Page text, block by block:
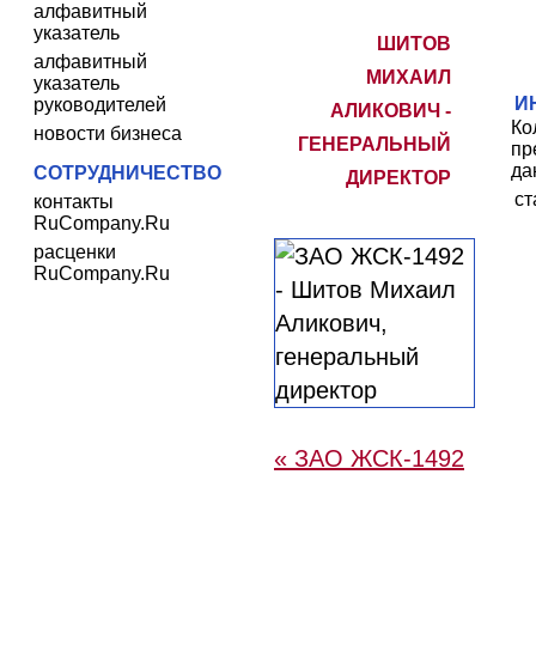
алфавитный
указатель
алфавитный
указатель
руководителей
новости бизнеса
СОТРУДНИЧЕСТВО
контакты
RuCompany.Ru
расценки
RuCompany.Ru
ШИТОВ
МИХАИЛ
АЛИКОВИЧ -
ГЕНЕРАЛЬНЫЙ
ДИРЕКТОР
« ЗАО ЖСК-1492